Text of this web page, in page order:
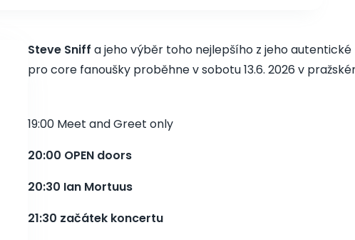
Steve Sniff a jeho výběr toho nejlepšího z jeho
pro core fanoušky proběhne v sobotu 13.6. 2026 v
19:00 Meet and Greet only
20:00 OPEN doors
20:30 Ian Mortuus
21:30 začátek koncertu